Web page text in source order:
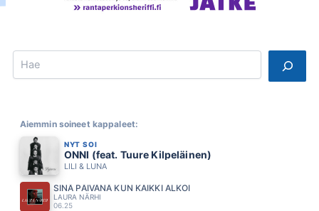
Search
Aiemmin soineet kappaleet:
NYT SOI
ONNI (feat. Tuure Kilpeläinen)
LILI & LUNA
SINÄ PÄIVÄNÄ KUN KAIKKI ALKOI
LAURA NÄRHI
06.25